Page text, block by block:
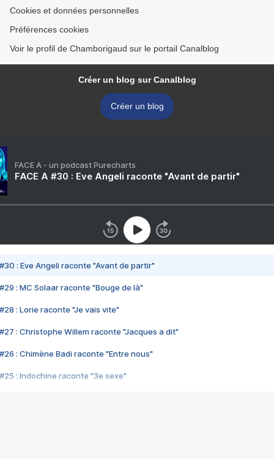
Cookies et données personnelles
Préférences cookies
Voir le profil de Chamborigaud sur le portail Canalblog
Créer un blog sur Canalblog
Créer un blog
FACE A - un podcast Purecharts
FACE A #30 : Eve Angeli raconte "Avant de partir"
#30 : Eve Angeli raconte "Avant de partir"
#29 : MC Solaar raconte "Bouge de là"
#28 : Lorie raconte "Je vais vite"
#27 : Christophe Willem raconte "Jacques a dit"
#26 : Chimène Badi raconte "Entre nous"
#25 : Indochine raconte "3e sexe"